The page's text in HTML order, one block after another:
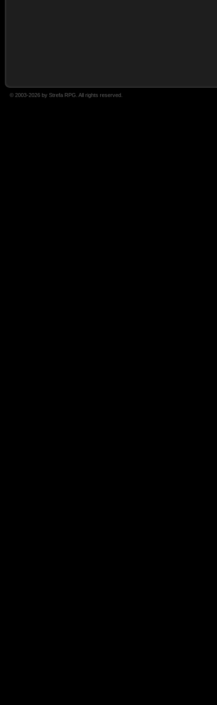
© 2003-2026 by Strefa RPG. All rights reserved.